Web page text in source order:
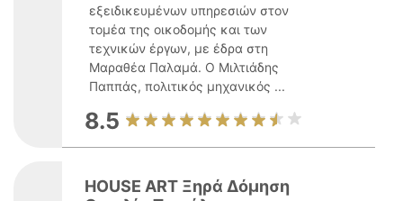
εξειδικευμένων υπηρεσιών στον
τομέα της οικοδομής και των
τεχνικών έργων, με έδρα στη
Μαραθέα Παλαμά. Ο Μιλτιάδης
Παππάς, πολιτικός μηχανικός ...
8.5
HOUSE ART Ξηρά Δόμηση